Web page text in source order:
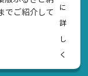
でご紹介して
に
詳
し
く